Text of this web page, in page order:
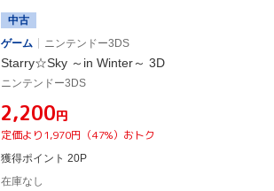
中古
ゲーム
ニンテンドー3DS
Starry☆Sky ～in Winter～ 3D
ニンテンドー3DS
¥2,200円
定価より1,970円（47%）おトク
獲得ポイント 20P
在庫なし